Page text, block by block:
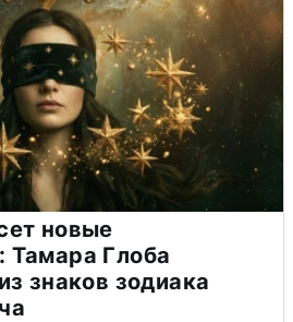
новые
Тамара Глоба
знаков зодиака